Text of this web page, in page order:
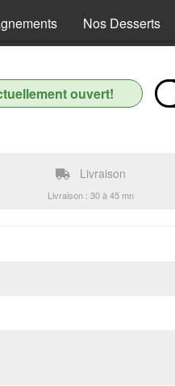
Nos Desserts
ouvert!
Livraison
Livraison : 30 à 45 mn